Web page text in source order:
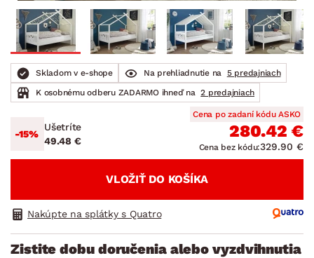
Skladom v e-shope Na prehliadnutie na
5 predajniach
K osobnému odberu ZADARMO ihneď na 2 predajniach
-15%
Ušetríte
49.48 €
Cena po zadaní kódu ASKO
280.42 €
Cena bez kódu:329.90 €
VLOŽIŤ DO KOŠÍKA
Nakúpte na splátky s Quatro
Zistite dobu doručenia alebo vyzdvihnutia